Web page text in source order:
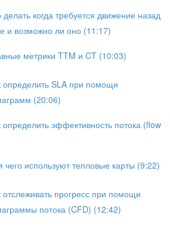
когда требуется движение назад
и возможно ли оно (11:17)
метрики TTM и CT (10:03)
определить SLA при помощи
(20:06)
определить эффективность потока (flow
чего используют тепловые карты (9:22)
отслеживать прогресс при помощи
потока (CFD) (12:42)